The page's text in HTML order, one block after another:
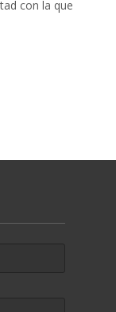
con la que